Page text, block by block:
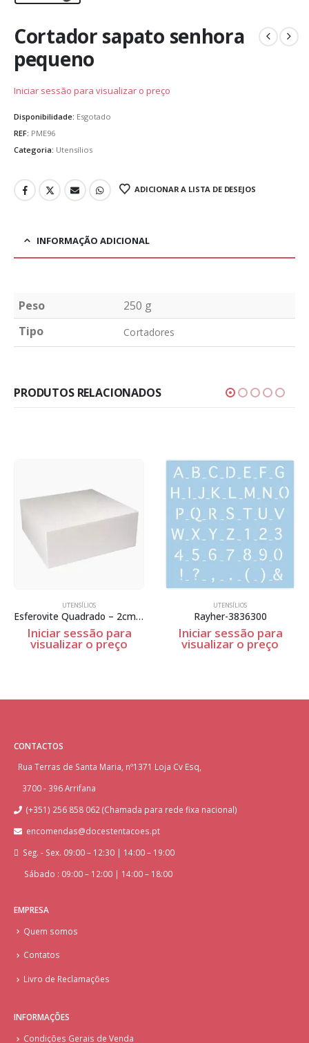
Cortador sapato senhora
pequeno
Iniciar sessão para visualizar o preço
Disponibilidade: Esgotado
REF: PME96
Categoria: Utensílios
ADICIONAR A LISTA DE DESEJOS
INFORMAÇÃO ADICIONAL
Peso
250 g
Tipo
Cortadores
PRODUTOS RELACIONADOS
UTENSÍLIOS
Esferovite Quadrado – 2cm Espessura
Iniciar sessão para
visualizar o preço
UTENSÍLIOS
Rayher-3836300
Iniciar sessão para
visualizar o preço
CONTACTOS
Rua Terras de Santa Maria, nº1371 Loja Cv Esq,
3700 - 396 Arrifana
(+351) 256 858 062 (Chamada para rede fixa nacional)
encomendas@docestentacoes.pt
Seg. - Sex. 09:00 – 12:30 | 14:00 – 19:00
Sábado : 09:00 – 12:00 | 14:00 – 18:00
EMPRESA
Quem somos
Contatos
Livro de Reclamações
INFORMAÇÕES
Condições Gerais de Venda